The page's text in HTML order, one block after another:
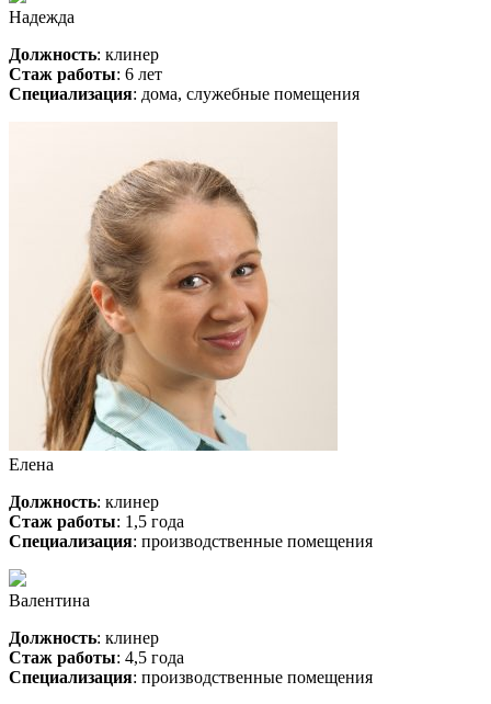
Надежда
Должность: клинер
Стаж работы: 6 лет
Специализация: дома, служебные помещения
Елена
Должность: клинер
Стаж работы: 1,5 года
Специализация: производственные помещения
Валентина
Должность: клинер
Стаж работы: 4,5 года
Специализация: производственные помещения